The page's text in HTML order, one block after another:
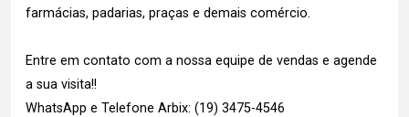
farmácias, padarias, praças e demais comércio.
Entre em contato com a nossa equipe de vendas e agende
a sua visita!!
WhatsApp e Telefone Arbix: (19) 3475-4546